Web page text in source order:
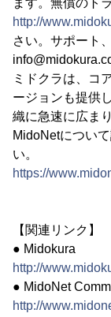
ます。無償のト
http://
さい。サポート
ミドクラは、コ
ージョンも提供
織に急速に広ま
MidoNetについ
い。
https://
【関連リンク】
● Midokura
http://
● MidoNet
http://